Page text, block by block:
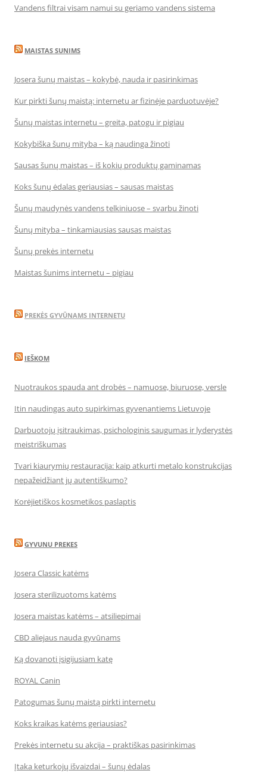
Vandens filtrai visam namui su geriamo vandens sistema
MAISTAS SUNIMS
Josera šunų maistas – kokybė, nauda ir pasirinkimas
Kur pirkti šunų maistą: internetu ar fizinėje parduotuvėje?
Šunų maistas internetu – greita, patogu ir pigiau
Kokybiška šunų mityba – ką naudinga žinoti
Sausas šunų maistas – iš kokių produktų gaminamas
Koks šunų ėdalas geriausias – sausas maistas
Šunų maudynės vandens telkiniuose – svarbu žinoti
Šunų mityba – tinkamiausias sausas maistas
Šunų prekės internetu
Maistas šunims internetu – pigiau
PREKĖS GYVŪNAMS INTERNETU
IEŠKOM
Nuotraukos spauda ant drobės – namuose, biuruose, versle
Itin naudingas auto supirkimas gyvenantiems Lietuvoje
Darbuotojų įsitraukimas, psichologinis saugumas ir lyderystės
meistriškumas
Tvari kiaurymių restauracija: kaip atkurti metalo konstrukcijas
nepažeidžiant jų autentiškumo?
Korėjietiškos kosmetikos paslaptis
GYVUNU PREKES
Josera Classic katėms
Josera sterilizuotoms katėms
Josera maistas katėms – atsiliepimai
CBD aliejaus nauda gyvūnams
Ką dovanoti įsigijusiam katę
ROYAL Canin
Patogumas šunų maistą pirkti internetu
Koks kraikas katėms geriausias?
Prekės internetu su akcija – praktiškas pasirinkimas
Įtaka keturkojų išvaizdai – šunų ėdalas